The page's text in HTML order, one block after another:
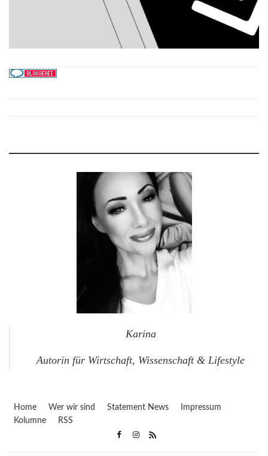
Karina
Autorin für Wirtschaft, Wissenschaft & Lifestyle
Home Wer wir sind Statement News
Impressum
Kolumne
RSS